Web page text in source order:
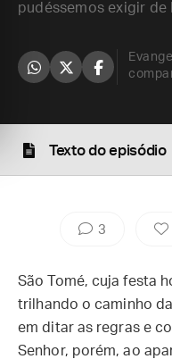
pudéssemos exigir de
Texto do episódio
3
São Tomé, cuja festa
trilhando o caminho
em ditar as regras e
Senhor, porém, ao